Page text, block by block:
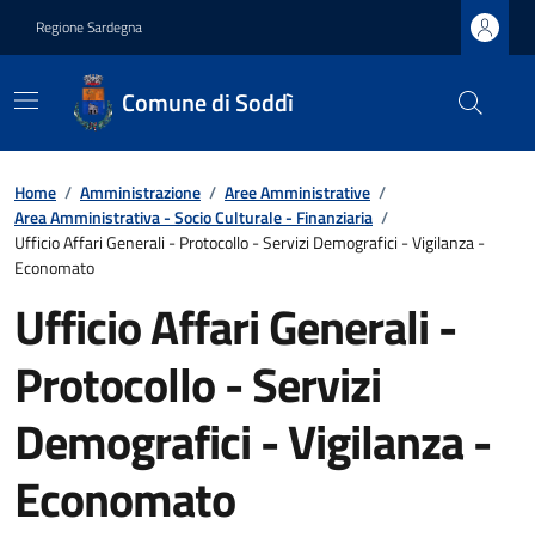
Regione Sardegna
Comune di Soddì
Home / Amministrazione / Aree Amministrative /
Area Amministrativa - Socio Culturale - Finanziaria /
Ufficio Affari Generali - Protocollo - Servizi Demografici - Vigilanza -
Economato
Ufficio Affari Generali -
Protocollo - Servizi
Demografici - Vigilanza -
Economato